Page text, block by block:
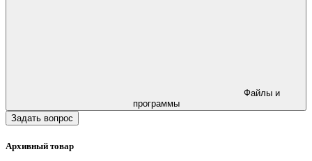
программы
Задать вопрос
Архивный товар